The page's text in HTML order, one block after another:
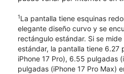
1La pantalla tiene esquinas
elegante diseño curvo y se
rectángulo estándar. Si se
estándar, la pantalla tiene 6.27
iPhone 17 Pro), 6.55 pulgadas
pulgadas (iPhone 17 Pro Max)